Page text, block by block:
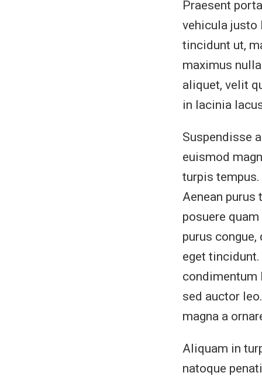
Praesent
vehicula justo
tincidunt ut,
maximus
aliquet, velit
in lacinia
Suspendisse
euismod
turpis
Aenean purus
posuere
purus
eget
sed auctor
magna a
Aliquam in
natoque